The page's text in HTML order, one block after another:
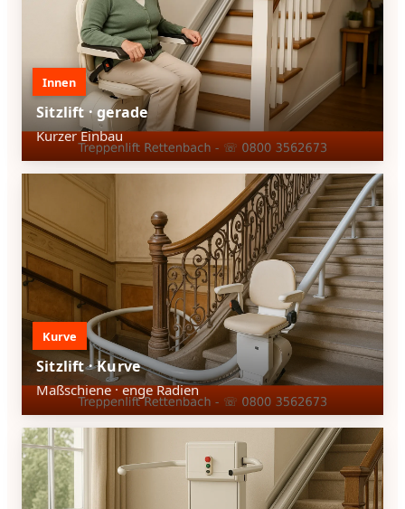
Innen
Sitzlift · gerade
Kurzer Einbau
Kurve
Sitzlift · Kurve
Maßschiene · enge Radien